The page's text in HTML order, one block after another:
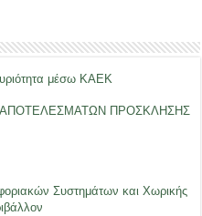
μέσω ΚΑΕΚ
ΠΡΟΣΚΛΗΣΗΣ
Συστημάτων και Χωρικής